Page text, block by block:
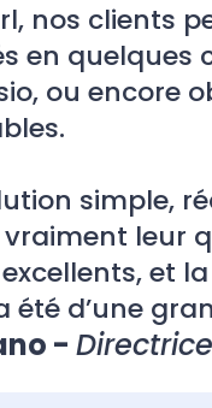
nos clients
en quelques
ou encore
simple,
leur
et
été d’une
-